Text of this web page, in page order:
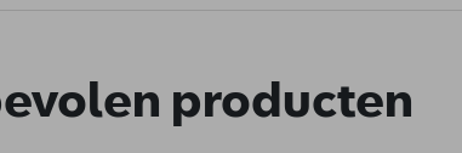
producten